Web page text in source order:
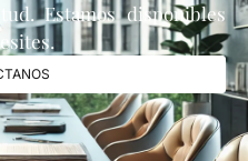
Estamos disponibles